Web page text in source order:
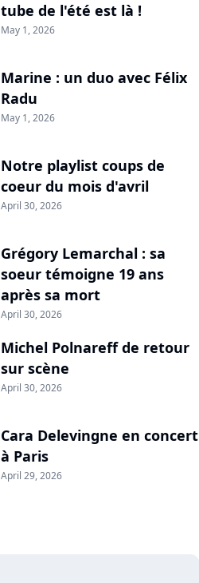
tube de l'été est là !
May 1, 2026
Marine : un duo avec Félix
Radu
May 1, 2026
Notre playlist coups de
coeur du mois d'avril
April 30, 2026
Grégory Lemarchal : sa
soeur témoigne 19 ans
après sa mort
April 30, 2026
Michel Polnareff de retour
sur scène
April 30, 2026
Cara Delevingne en concert
à Paris
April 29, 2026